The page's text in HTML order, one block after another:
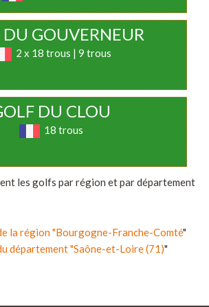
DU GOUVERNEUR
2 x 18 trous | 9 trous
DU CLOU
18 trous
les golfs par région et par département
la région "Bourgogne-Franche-Comté"
département "Saône-et-Loire (71)"